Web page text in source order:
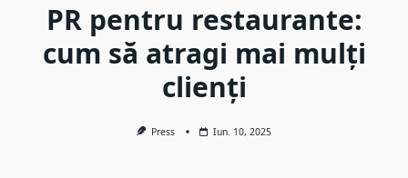
PR pentru restaurante:
cum să atragi mai mulți
clienți
Press Iun. 10, 2025